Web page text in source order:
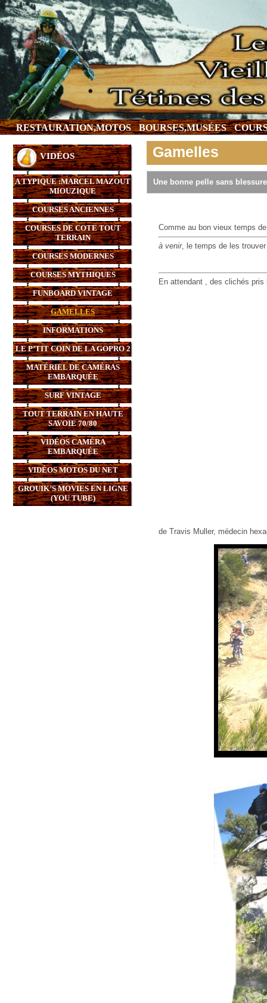
RESTAURATION,MOTOS BOURSES,MUSÉES
VIDÉOS
A TYPIQUE :MARCEL MAZOUT
MIOUZIQUE
COURSES ANCIENNES
COURSES DE COTE TOUT
TERRAIN
COURSES MODERNES
COURSES MYTHIQUES
FUNBOARD VINTAGE
GAMELLES
INFORMATIONS
LE P’TIT COIN DE LA GOPRO 2
MATÉRIEL DE CAMÉRAS
EMBARQUÉE
SURF VINTAGE
TOUT TERRAIN EN HAUTE
SAVOIE 70/80
VIDÉOS CAMÉRA
EMBARQUÉE
VIDÉOS MOTOS DU NET
GROUIK’S MOVIES EN LIGNE
(YOU TUBE)
Gamelles
Une bonne pelle sans
Comme au bon vieux temps
à venir, le temps de les
En attendant , des clichés
de Travis Muller, médecin